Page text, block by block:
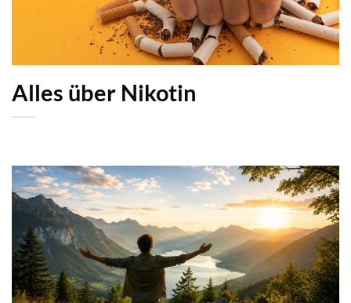
Alles über Nikotin